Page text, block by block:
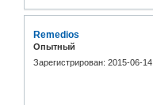
Remedios
Опытный
Зарегистрирован: 2015-06-14